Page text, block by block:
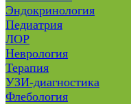
Эндокринология
Педиатрия
ЛОР
Неврология
Терапия
УЗИ-диагностика
Флебология